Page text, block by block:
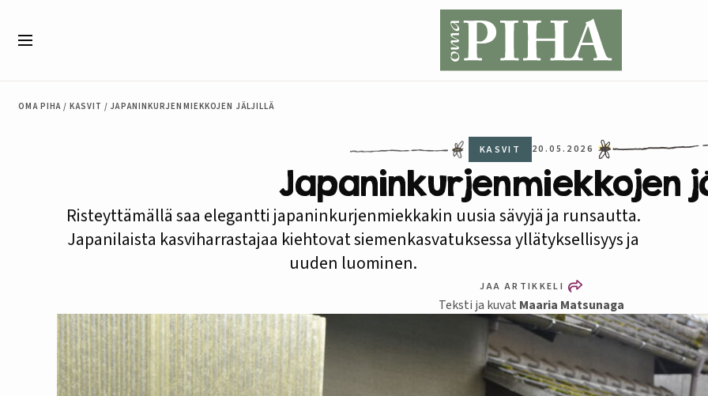
OMA PIHA / KASVIT / JAPANINKURJENMIEKKOJEN JÄLJILLÄ
KASVIT 20.05.2026
Japaninkurjenmiekkojen
Risteyttämällä saa elegantti japaninkurjenmiekkakin uusia sävyjä ja runsautta.
Japanilaista kasviharrastajaa kiehtovat siemenkasvatuksessa yllätyksellisyys ja
uuden luominen.
JAA ARTIKKELI
Teksti ja kuvat Maaria Matsunaga